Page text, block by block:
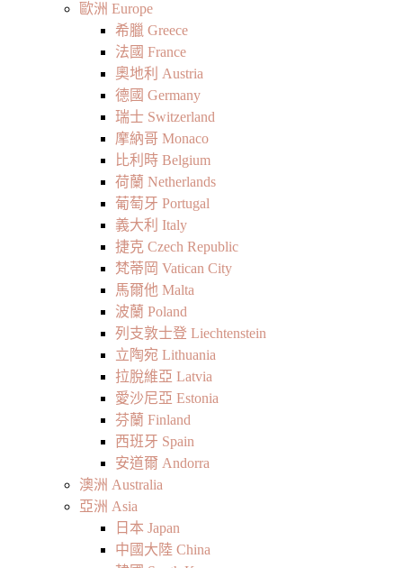
歐洲 Europe
希臘 Greece
法國 France
奧地利 Austria
德國 Germany
瑞士 Switzerland
摩納哥 Monaco
比利時 Belgium
荷蘭 Netherlands
葡萄牙 Portugal
義大利 Italy
捷克 Czech Republic
梵蒂岡 Vatican City
馬爾他 Malta
波蘭 Poland
列支敦士登 Liechtenstein
立陶宛 Lithuania
拉脫維亞 Latvia
愛沙尼亞 Estonia
芬蘭 Finland
西班牙 Spain
安道爾 Andorra
澳洲 Australia
亞洲 Asia
日本 Japan
中國大陸 China